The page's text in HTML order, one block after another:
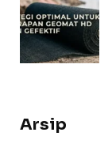
Arsip